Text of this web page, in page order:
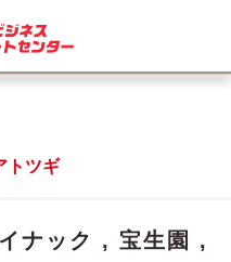
トツギ
イナック , 宝生園
,